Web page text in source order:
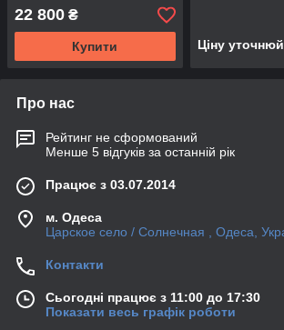
22 800 ₴
Купити Ціну
Про нас
Рейтинг не сформований
Менше 5 відгуків за останній рік
Працює з 03.07.2014
м. Одеса
Царское село / Солнечная , Одеса,
Контакти
Сьогодні працює з 11:00 до 17:30
Показати весь графік роботи